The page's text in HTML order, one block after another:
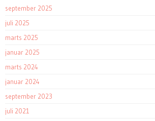
september 2025
juli 2025
marts 2025
januar 2025
marts 2024
januar 2024
september 2023
juli 2021